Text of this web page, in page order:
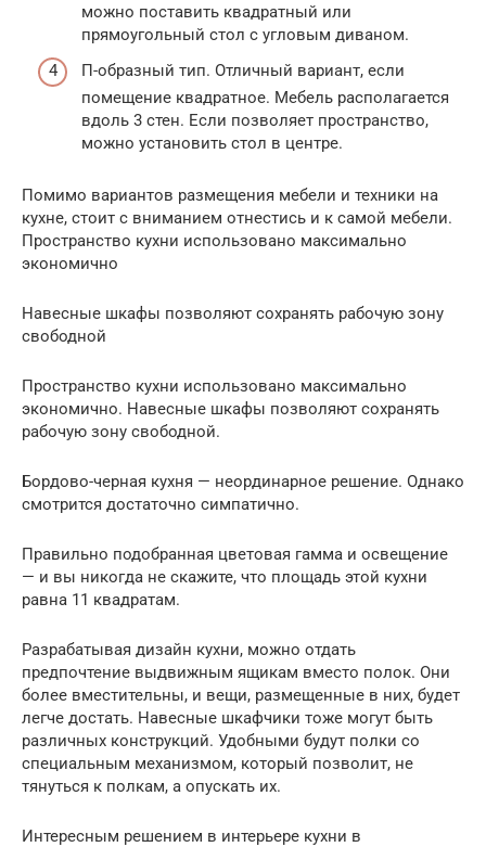
можно поставить квадратный или
прямоугольный стол с угловым диваном.
П-образный тип. Отличный вариант, если
помещение квадратное. Мебель располагается
вдоль 3 стен. Если позволяет пространство,
можно установить стол в центре.
Помимо вариантов размещения мебели и техники на
кухне, стоит с вниманием отнестись и к самой мебели.
Пространство кухни использовано максимально
экономично
Навесные шкафы позволяют сохранять рабочую зону
свободной
Пространство кухни использовано максимально
экономично. Навесные шкафы позволяют сохранять
рабочую зону свободной.
Бордово-черная кухня — неординарное решение. Однако
смотрится достаточно симпатично.
Правильно подобранная цветовая гамма и освещение
— и вы никогда не скажите, что площадь этой кухни
равна 11 квадратам.
Разрабатывая дизайн кухни, можно отдать
предпочтение выдвижным ящикам вместо полок. Они
более вместительны, и вещи, размещенные в них, будет
легче достать. Навесные шкафчики тоже могут быть
различных конструкций. Удобными будут полки со
специальным механизмом, который позволит, не
тянуться к полкам, а опускать их.
Интересным решением в интерьере кухни в